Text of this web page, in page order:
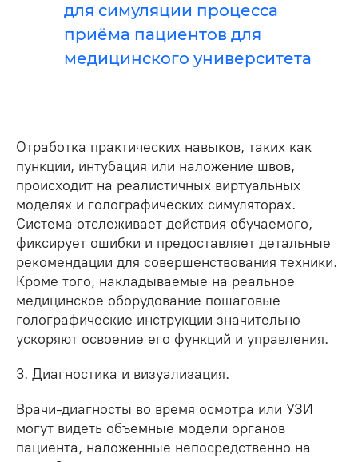
для симуляции процесса
приёма пациентов для
медицинского университета
Отработка практических навыков, таких как
пункции, интубация или наложение швов,
происходит на реалистичных виртуальных
моделях и голографических симуляторах.
Система отслеживает действия обучаемого,
фиксирует ошибки и предоставляет детальные
рекомендации для совершенствования техники.
Кроме того, накладываемые на реальное
медицинское оборудование пошаговые
голографические инструкции значительно
ускоряют освоение его функций и управления.
3. Диагностика и визуализация.
Врачи-диагносты во время осмотра или УЗИ
могут видеть объемные модели органов
пациента, наложенные непосредственно на